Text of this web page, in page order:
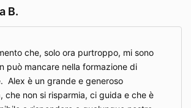
B.
che, solo ora purtroppo, mi sono
può mancare nella formazione di
Alex è un grande e generoso
che non si risparmia, ci guida e che è